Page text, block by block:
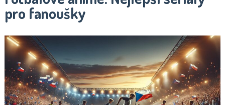
pro fanoušky